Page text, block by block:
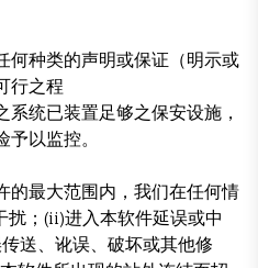
何种类的声明或保证（明示或
行之程
统已装置足够之保安设施，
以监控。
的最大范围内，我们在任何情
；(ii)进入本软件延误或中
送、讹误、破坏或其他修